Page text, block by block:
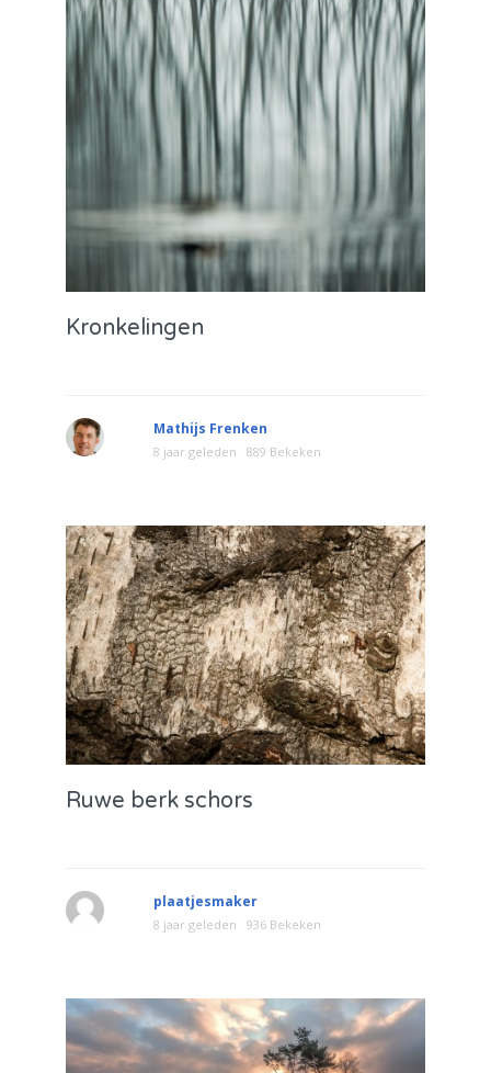
Kronkelingen
Mathijs Frenken
8 jaar geleden 889 Bekeken
Ruwe berk schors
plaatjesmaker
8 jaar geleden 936 Bekeken